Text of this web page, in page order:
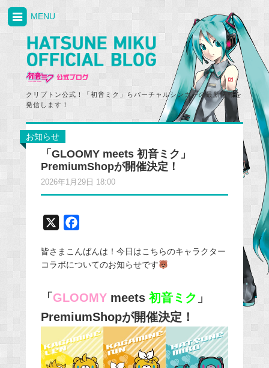
クリプトン公式！「初音ミク」らバーチャルシンガーの最新情報を
発信します！
MENU
お知らせ
「GLOOMY meets 初音ミク」
PremiumShopが開催決定！
2026年1月29日 18:00
c
e
o
o
k
皆さまこんばんは！今日はこちらのキャラクター
コラボについてのお知らせです
「 GLOOMYmeets 初音ミク 」
PremiumShopが開催決定！